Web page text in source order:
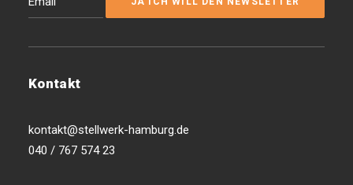
Kontakt
kontakt@stellwerk-hamburg.de
040 / 767 574 23